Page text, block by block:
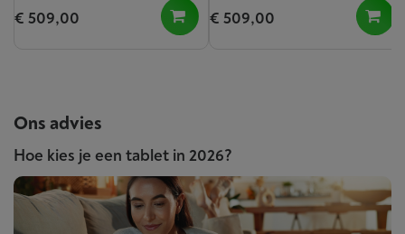
€ 509,00 € 509,00
Ons advies
Hoe kies je een tablet in 2026?